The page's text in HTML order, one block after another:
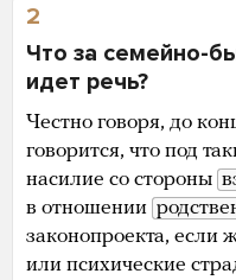
2
Что за семейно-
идет речь?
Честно говоря, до
говорится, что под
насилие со стороны
в отношении
законопроекта, если
или психические